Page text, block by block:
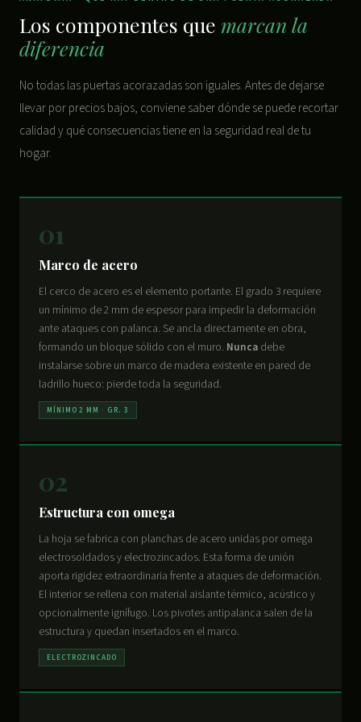
Los componentes que marcan la
diferencia
No todas las puertas acorazadas son iguales. Antes de dejarse
llevar por precios bajos, conviene saber dónde se puede recortar
calidad y qué consecuencias tiene en la seguridad real de tu
hogar.
01
Marco de acero
El cerco de acero es el elemento portante. El grado 3 requiere
un mínimo de 2 mm de espesor para impedir la deformación
ante ataques con palanca. Se ancla directamente en obra,
formando un bloque sólido con el muro. Nunca debe
instalarse sobre un marco de madera existente en pared de
ladrillo hueco: pierde toda la seguridad.
MÍNIMO 2 MM · GR. 3
02
Estructura con omega
La hoja se fabrica con planchas de acero unidas por omega
electrosoldados y electrozincados. Esta forma de unión
aporta rigidez extraordinaria frente a ataques de deformación.
El interior se rellena con material aislante térmico, acústico y
opcionalmente ignífugo. Los pivotes antipalanca salen de la
estructura y quedan insertados en el marco.
ELECTROZINCADO